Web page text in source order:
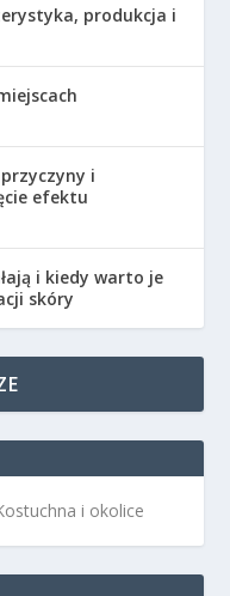
produkcja i
i
efektu
i kiedy warto je
skóry
i okolice